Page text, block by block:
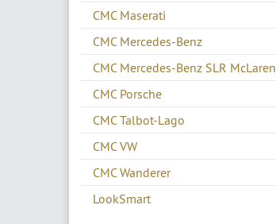
CMC Maserati
CMC Mercedes-Benz
CMC Mercedes-Benz SLR McLaren
CMC Porsche
CMC Talbot-Lago
CMC VW
CMC Wanderer
LookSmart